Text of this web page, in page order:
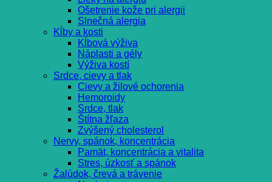
Ošetrenie kože pri alergii
Slnečná alergia
Kĺby a kosti
Kĺbová výživa
Náplasti a gély
Výživa kostí
Srdce, cievy a tlak
Cievy a žilové ochorenia
Hemoroidy
Srdce, tlak
Štítna žľaza
Zvýšený cholesterol
Nervy, spánok, koncentrácia
Pamät, koncentrácia a vitalita
Stres, úzkosť a spánok
Žalúdok, črevá a trávenie